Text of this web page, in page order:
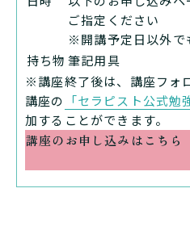
ご指定ください
※開講予定日以外で
持ち物 筆記用具
※講座終了後は、講座フォ
講座の 「セラピスト公式
加することができます。
講座のお申し込みはこちら